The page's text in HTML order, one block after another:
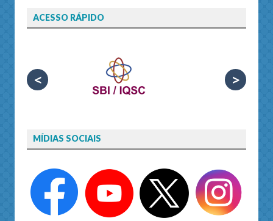
ACESSO RÁPIDO
< >
MÍDIAS SOCIAIS